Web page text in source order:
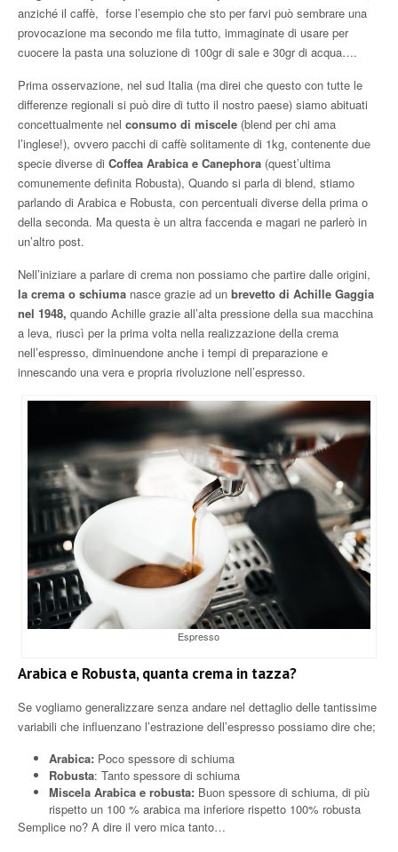
anziché il caffè, forse l’esempio che sto per farvi può sembrare una
provocazione ma secondo me fila tutto, immaginate di usare per
cuocere la pasta una soluzione di 100gr di sale e 30gr di acqua….
Prima osservazione, nel sud Italia (ma direi che questo con tutte le
differenze regionali si può dire di tutto il nostro paese) siamo abituati
concettualmente nel consumo di miscele (blend per chi ama
l’inglese!), ovvero pacchi di caffè solitamente di 1kg, contenente due
specie diverse di Coffea Arabica e Canephora (quest’ultima
comunemente definita Robusta), Quando si parla di blend, stiamo
parlando di Arabica e Robusta, con percentuali diverse della prima o
della seconda. Ma questa è un altra faccenda e magari ne parlerò in
un’altro post.
Nell’iniziare a parlare di crema non possiamo che partire dalle origini,
la crema o schiuma nasce grazie ad un brevetto di Achille Gaggia
nel 1948, quando Achille grazie all’alta pressione della sua macchina
a leva, riuscì per la prima volta nella realizzazione della crema
nell’espresso, diminuendone anche i tempi di preparazione e
innescando una vera e propria rivoluzione nell’espresso.
Espresso
Arabica e Robusta, quanta crema in tazza?
Se vogliamo generalizzare senza andare nel dettaglio delle tantissime
variabili che influenzano l’estrazione dell’espresso possiamo dire che;
Arabica: Poco spessore di schiuma
Robusta: Tanto spessore di schiuma
Miscela Arabica e robusta: Buon spessore di schiuma, di più
rispetto un 100 % arabica ma inferiore rispetto 100% robusta
Semplice no? A dire il vero mica tanto…